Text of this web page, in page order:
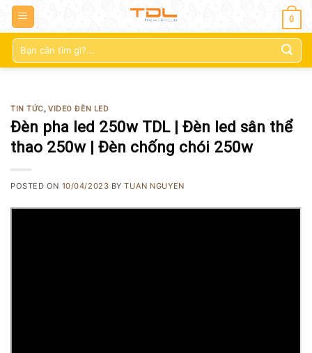
0
Tìm
kiếm:
TIN TỨC,VIDEO ĐÈN LED
Đèn pha led 250w TDL | Đèn led sân thể
thao 250w | Đèn chống chói 250w
POSTED ON 10/04/2023 BYTUAN NGUYEN